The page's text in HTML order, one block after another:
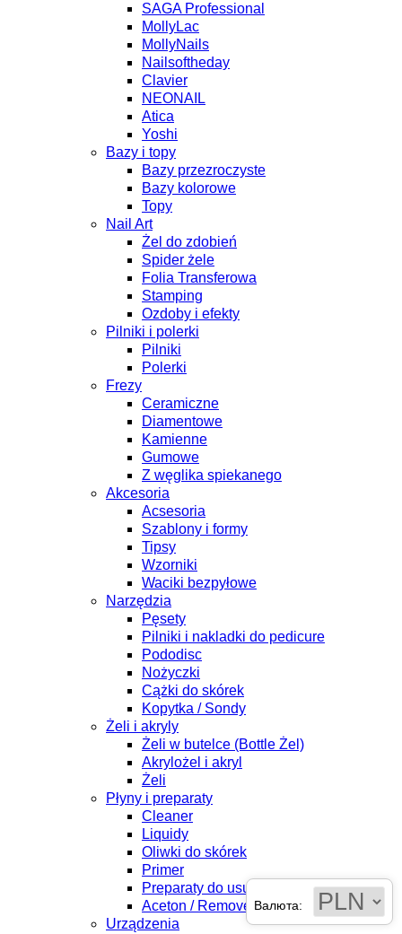
SAGA Professional
MollyLac
MollyNails
Nailsoftheday
Clavier
NEONAIL
Atica
Yoshi
Bazy i topy
Bazy przezroczyste
Bazy kolorowe
Topy
Nail Art
Żel do zdobień
Spider żele
Folia Transferowa
Stamping
Ozdoby i efekty
Pilniki i polerki
Pilniki
Polerki
Frezy
Ceramiczne
Diamentowe
Kamienne
Gumowe
Z węglika spiekanego
Akcesoria
Acsesoria
Szablony i formy
Tipsy
Wzorniki
Waciki bezpyłowe
Narzędzia
Pęsety
Pilniki i nakladki do pedicure
Pododisc
Nożyczki
Cążki do skórek
Kopytka / Sondy
Żeli i akryly
Żeli w butelce (Bottle Żel)
Akrylożel i akryl
Żeli
Płyny i preparaty
Cleaner
Liquidy
Oliwki do skórek
Primer
Preparaty do usuwania skórek
Aceton / Remover
Urządzenia
Валюта: